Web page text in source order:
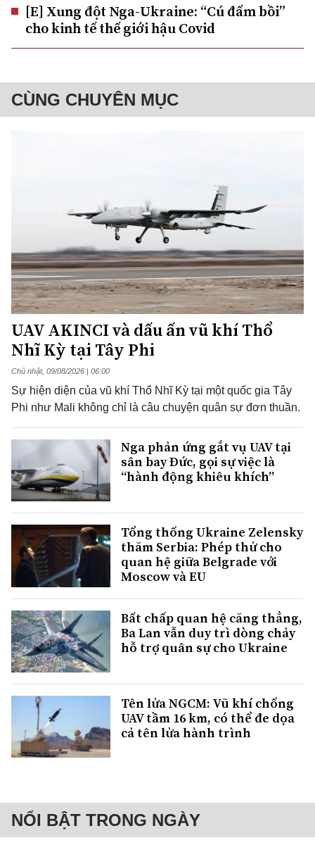
[E] Xung đột Nga-Ukraine: “Cú đấm bồi”
cho kinh tế thế giới hậu Covid
CÙNG CHUYÊN MỤC
UAV AKINCI và dấu ấn vũ khí Thổ
Nhĩ Kỳ tại Tây Phi
Chủ nhật, 09/08/2026 | 06:00
Sự hiện diện của vũ khí Thổ Nhĩ Kỳ tại một quốc gia Tây
Phi như Mali không chỉ là câu chuyện quân sự đơn thuần.
Nga phản ứng gắt vụ UAV tại
sân bay Đức, gọi sự việc là
“hành động khiêu khích”
Tổng thống Ukraine Zelensky
thăm Serbia: Phép thử cho
quan hệ giữa Belgrade với
Moscow và EU
Bất chấp quan hệ căng thẳng,
Ba Lan vẫn duy trì dòng chảy
hỗ trợ quân sự cho Ukraine
Tên lửa NGCM: Vũ khí chống
UAV tầm 16 km, có thể đe dọa
cả tên lửa hành trình
NỔI BẬT TRONG NGÀY